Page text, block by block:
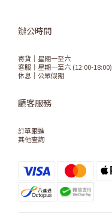
辦公時間
寄貨｜星期一至六
客服｜星期一至六 (12:00-18:00)
休息｜公眾假期
顧客服務
訂單跟進
其他查詢